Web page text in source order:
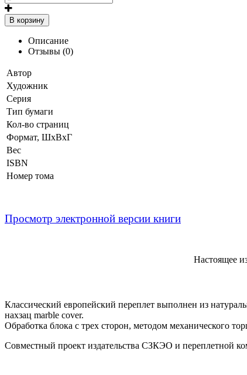
В корзину
Описание
Отзывы (0)
Автор
Художник
Серия
Тип бумаги
Кол-во страниц
Формат, ШхВхГ
Вес
ISBN
Номер тома
Просмотр электронной версии книги
Настоящее
Классический европейский переплет выполнен из
нахзац marble cover.
Обработка блока с трех сторон, методом механического
Совместный проект издательства СЗКЭО и переплетной